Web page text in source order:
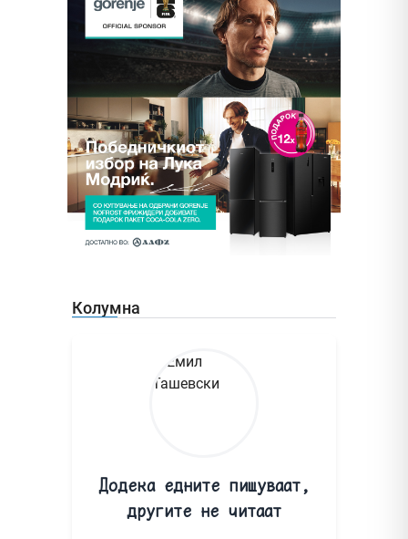
Колумна
Додека едните пишуваат,
другите не читаат